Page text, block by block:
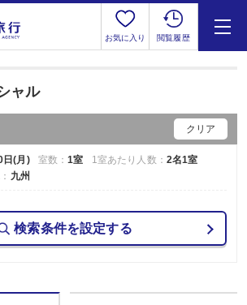
お気に入り 閲覧履歴
ャル
クリア
日(月) 室数：1室 1室あたり人数： 2名1室
九州
検索条件を設定する